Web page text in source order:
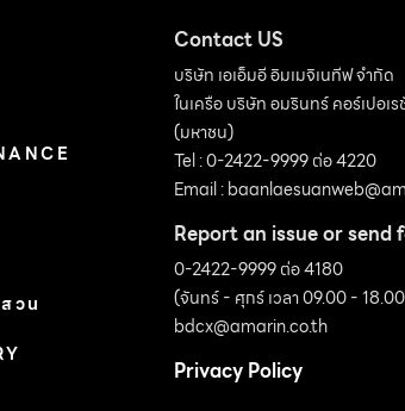
วน
Contact US
บริษัท เอเอ็มอี อิมเมจิเนทีฟ จำกัด
ในเครือ บริษัท อมรินทร์ คอร์เปอเ
(มหาชน)
Tel : 0-2422-9999 ต่อ 4220
Email :
Report an issue or send
0-2422-9999 ต่อ 4180
(จันทร์ - ศุกร์ เวลา 09.00 -
bdcx@amarin.co.th
Privacy Policy